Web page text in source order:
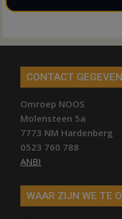
CONTACT
Omroep NOOS
Molensteen 5a
7773 NM Hardenberg
0523 760 788
ANBI
WAAR ZIJN WE TE